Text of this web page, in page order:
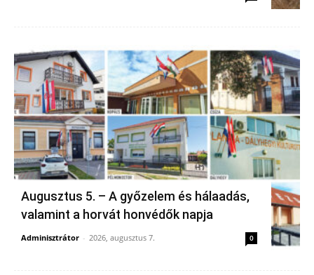
Augusztus 5. – A győzelem és hálaadás,
valamint a horvát honvédők napja
Adminisztrátor - 2026, augusztus 7. 0